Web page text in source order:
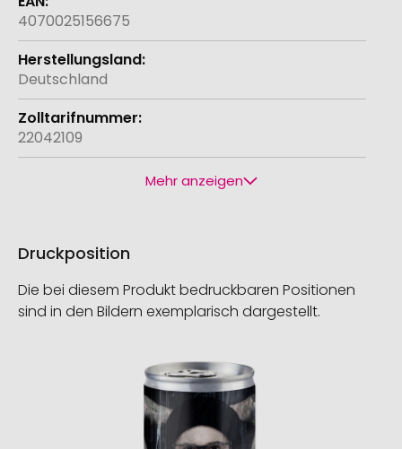
4070025156675
Deutschland
22042109
Mehr anzeigen
Druckposition
Die bei diesem Produkt bedruckbaren Positionen
sind in den Bildern exemplarisch dargestellt.